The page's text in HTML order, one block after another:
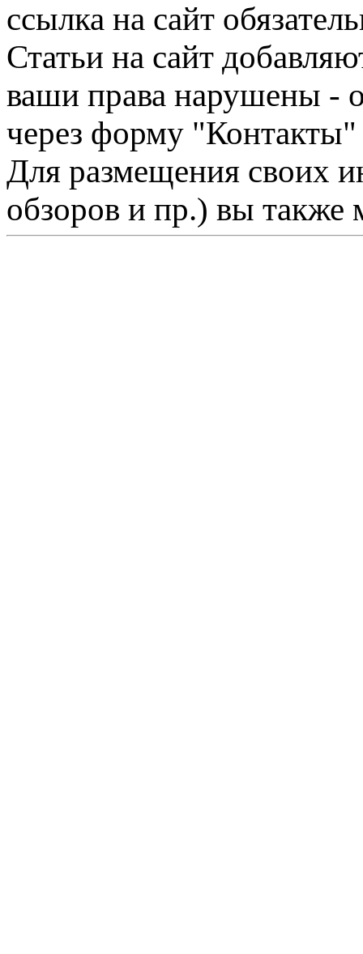
ссылка на сайт
Статьи на сайт
ваши права нарушены -
через форму "Контакты"
Для размещения своих
обзоров и пр.) вы также